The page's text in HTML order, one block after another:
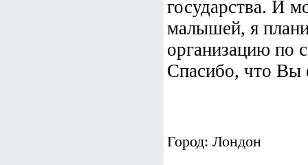
государства. И
малышей, я
организацию по
Спасибо, что Вы
Город: Лондон